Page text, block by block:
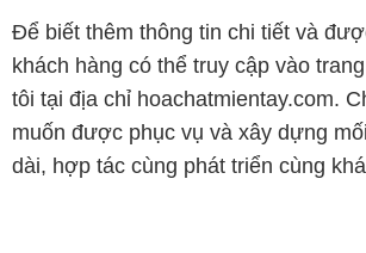
Để biết thêm thông tin chi tiết và
khách hàng có thể truy cập vào
tôi tại địa chỉ hoachatmientay.com.
muốn được phục vụ và xây dựng
dài, hợp tác cùng phát triển cùng